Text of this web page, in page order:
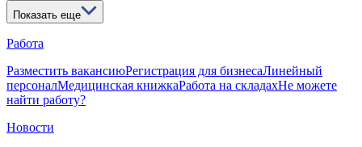
Показать еще
Работа
Разместить вакансиюРегистрация для бизнесаЛинейный
персоналМедицинская книжкаРабота на складахНе можете
найти работу?
Новости